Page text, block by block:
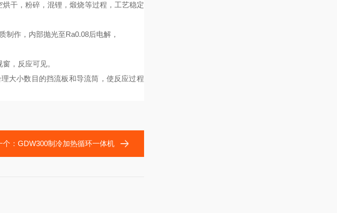
干，粉碎，混锂，煅烧等过程，工艺稳定
制作，内部抛光至Ra0.08后电解，
，反应可见。
大小数目的挡流板和导流筒，使反应过程
： GDW300制冷加热循环一体机